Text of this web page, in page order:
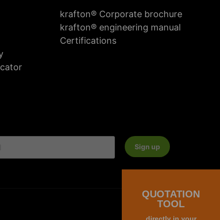
krafton® Corporate brochure
krafton® engineering manual
Certifications
Sign up
Privacy policy
QUOTATION
TOOL